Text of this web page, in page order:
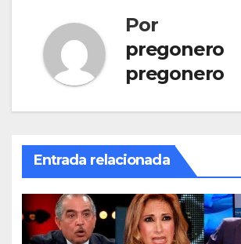
Por
pregonero
pregonero
Entrada relacionada